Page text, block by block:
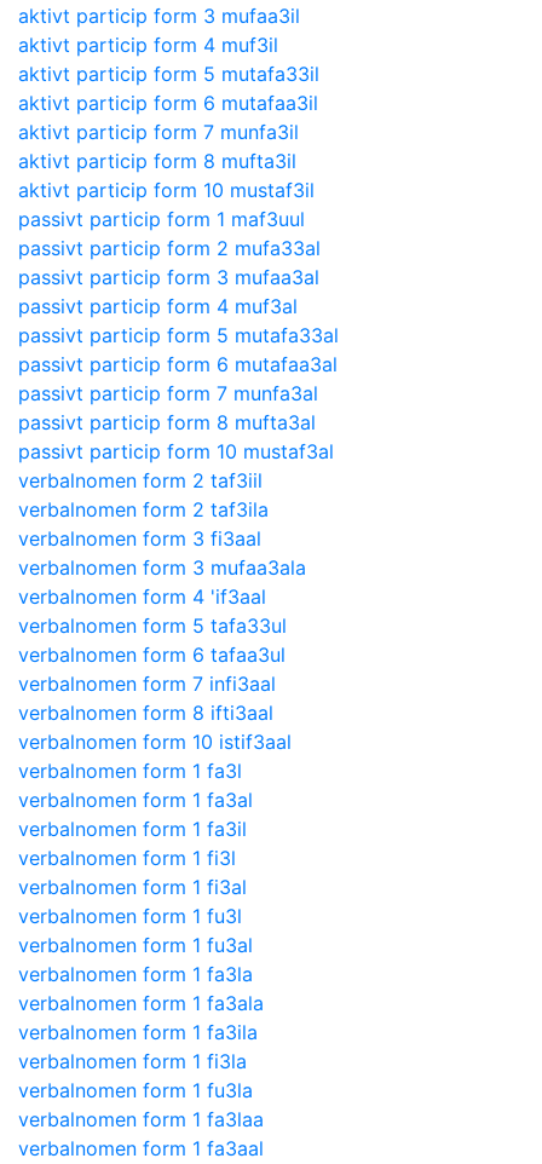
aktivt particip form 3 mufaa3il
aktivt particip form 4 muf3il
aktivt particip form 5 mutafa33il
aktivt particip form 6 mutafaa3il
aktivt particip form 7 munfa3il
aktivt particip form 8 mufta3il
aktivt particip form 10 mustaf3il
passivt particip form 1 maf3uul
passivt particip form 2 mufa33al
passivt particip form 3 mufaa3al
passivt particip form 4 muf3al
passivt particip form 5 mutafa33al
passivt particip form 6 mutafaa3al
passivt particip form 7 munfa3al
passivt particip form 8 mufta3al
passivt particip form 10 mustaf3al
verbalnomen form 2 taf3iil
verbalnomen form 2 taf3ila
verbalnomen form 3 fi3aal
verbalnomen form 3 mufaa3ala
verbalnomen form 4 'if3aal
verbalnomen form 5 tafa33ul
verbalnomen form 6 tafaa3ul
verbalnomen form 7 infi3aal
verbalnomen form 8 ifti3aal
verbalnomen form 10 istif3aal
verbalnomen form 1 fa3l
verbalnomen form 1 fa3al
verbalnomen form 1 fa3il
verbalnomen form 1 fi3l
verbalnomen form 1 fi3al
verbalnomen form 1 fu3l
verbalnomen form 1 fu3al
verbalnomen form 1 fa3la
verbalnomen form 1 fa3ala
verbalnomen form 1 fa3ila
verbalnomen form 1 fi3la
verbalnomen form 1 fu3la
verbalnomen form 1 fa3laa
verbalnomen form 1 fa3aal